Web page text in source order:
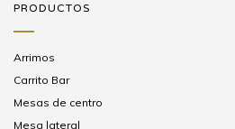
PRODUCTOS
Arrimos
Carrito Bar
Mesas de centro
Mesa lateral